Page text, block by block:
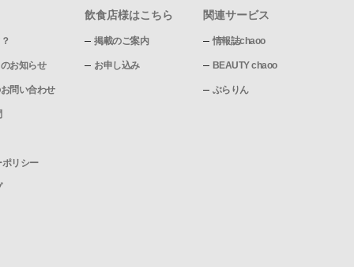
お知らせ
問い合わせ
リシー
飲食店様はこちら
掲載のご案内
お申し込み
関連サービス
情報誌chaoo
BEAUTY chaoo
ぶらりん